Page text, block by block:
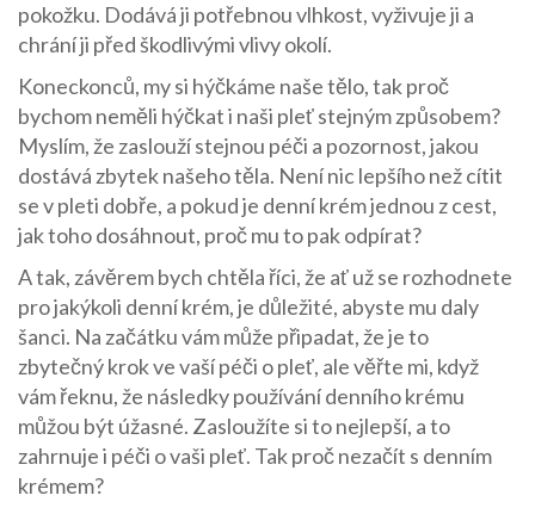
pokožku. Dodává ji potřebnou vlhkost, vyživuje ji a
chrání ji před škodlivými vlivy okolí.
Koneckonců, my si hýčkáme naše tělo, tak proč
bychom neměli hýčkat i naši pleť stejným způsobem?
Myslím, že zaslouží stejnou péči a pozornost, jakou
dostává zbytek našeho těla. Není nic lepšího než cítit
se v pleti dobře, a pokud je denní krém jednou z cest,
jak toho dosáhnout, proč mu to pak odpírat?
A tak, závěrem bych chtěla říci, že ať už se rozhodnete
pro jakýkoli denní krém, je důležité, abyste mu daly
šanci. Na začátku vám může připadat, že je to
zbytečný krok ve vaší péči o pleť, ale věřte mi, když
vám řeknu, že následky používání denního krému
můžou být úžasné. Zasloužíte si to nejlepší, a to
zahrnuje i péči o vaši pleť. Tak proč nezačít s denním
krémem?